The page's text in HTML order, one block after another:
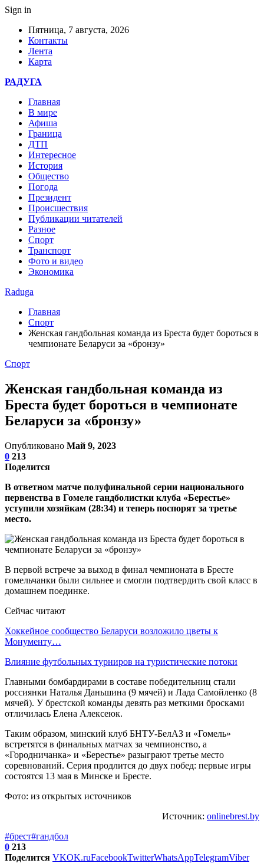
Sign in
Пятница, 7 августа, 2026
Контакты
Лента
Карта
РАДУГА
Главная
В мире
Афиша
Граница
ДТП
Интересное
История
Общество
Погода
Президент
Происшествия
Публикации читателей
Разное
Спорт
Транспорт
Фото и видео
Экономика
Raduga
Главная
Спорт
Женская гандбольная команда из Бреста будет бороться в
чемпионате Беларуси за «бронзу»
Спорт
Женская гандбольная команда из
Бреста будет бороться в чемпионате
Беларуси за «бронзу»
Опубликовано Май 9, 2023
0 213
Поделится
В ответном матче полуфинальной серии национального
первенства в Гомеле гандболистки клуба «Берестье»
уступили хозяйкам (28:34) и теперь поспорят за третье
место.
В первой встрече за выход в финал чемпионата в Бресте
гомельчанки были сильнее и смогли подтвердить свой класс в
домашнем поединке.
Сейчас читают
Хоккейное сообщество Беларуси возложило цветы к
Монументу…
Влияние футбольных турниров на туристические потоки
Главными бомбардирами в составе победительниц стали
россиянки Наталья Даньшина (9 мячей) и Лада Самойленко (8
мячей). У брестской команды девять раз меткими бросками
отличилась Елена Алексеюк.
Таким образом, минский клуб БНТУ-БелАЗ и «Гомель»
встретятся в финальных матчах за чемпионство, а
«Городничанка» и «Берестье» разыграют третье место
соревнований. Серия продлится до двух побед: первые игры
состоятся 13 мая в Минске и Бресте.
Фото: из открытых источников
Источник: onlinebrest.by
#брест#гандбол
0 213
Поделится VKOK.ruFacebookTwitterWhatsAppTelegramViber